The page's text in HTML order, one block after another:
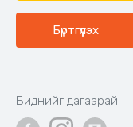
Бүртгүүлэх
Биднийг дагаарай